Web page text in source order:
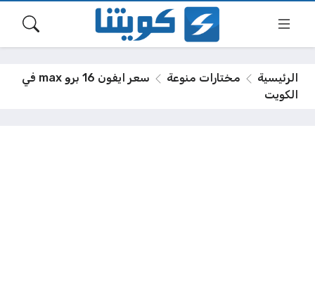
الرئيسية مختارات منوعة
سعر ايفون 16 برو max في
الكويت